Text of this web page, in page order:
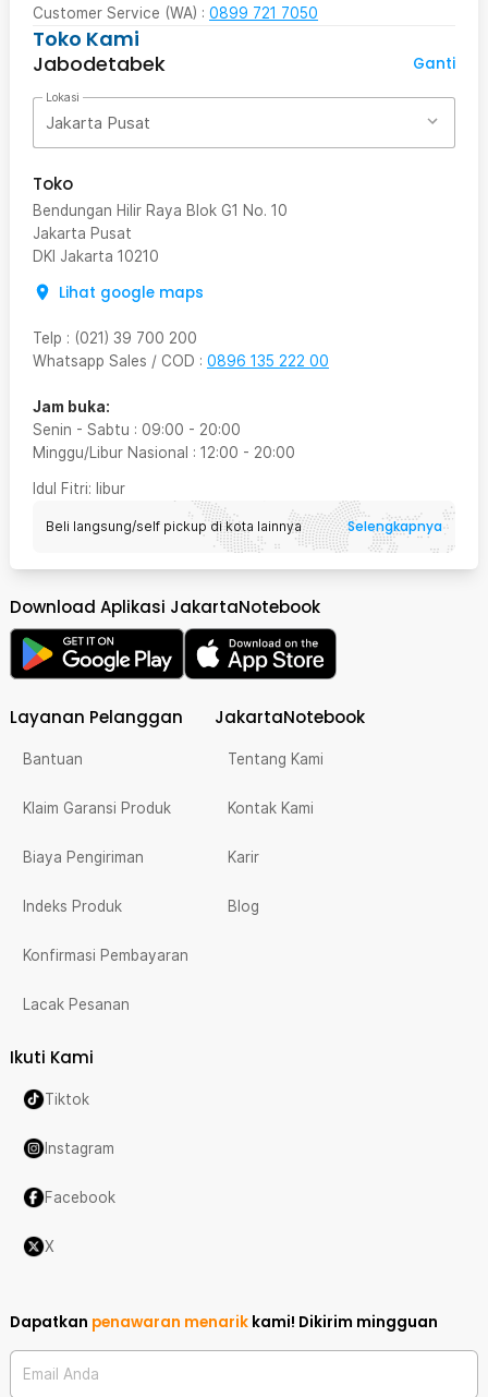
Customer Service (WA) : 0899 721 7050
Toko Kami
Jabodetabek
Ganti
Lokasi
Jakarta Pusat
Toko
Bendungan Hilir Raya Blok G1 No. 10
Jakarta Pusat
DKI Jakarta 10210
Lihat google maps
Telp : (021) 39 700 200
Whatsapp Sales / COD : 0896 135 222 00
Jam buka:
Senin - Sabtu : 09:00 - 20:00
Minggu/Libur Nasional : 12:00 - 20:00
Idul Fitri: libur
Beli langsung/self pickup di kota lainnya Selengkapnya
Download Aplikasi JakartaNotebook
Layanan Pelanggan
Bantuan
Klaim Garansi Produk
Biaya Pengiriman
Indeks Produk
Konfirmasi Pembayaran
Lacak Pesanan
JakartaNotebook
Tentang Kami
Kontak Kami
Karir
Blog
Ikuti Kami
Tiktok
Instagram
Facebook
X
Dapatkan penawaran menarik kami! Dikirim mingguan
Email Anda